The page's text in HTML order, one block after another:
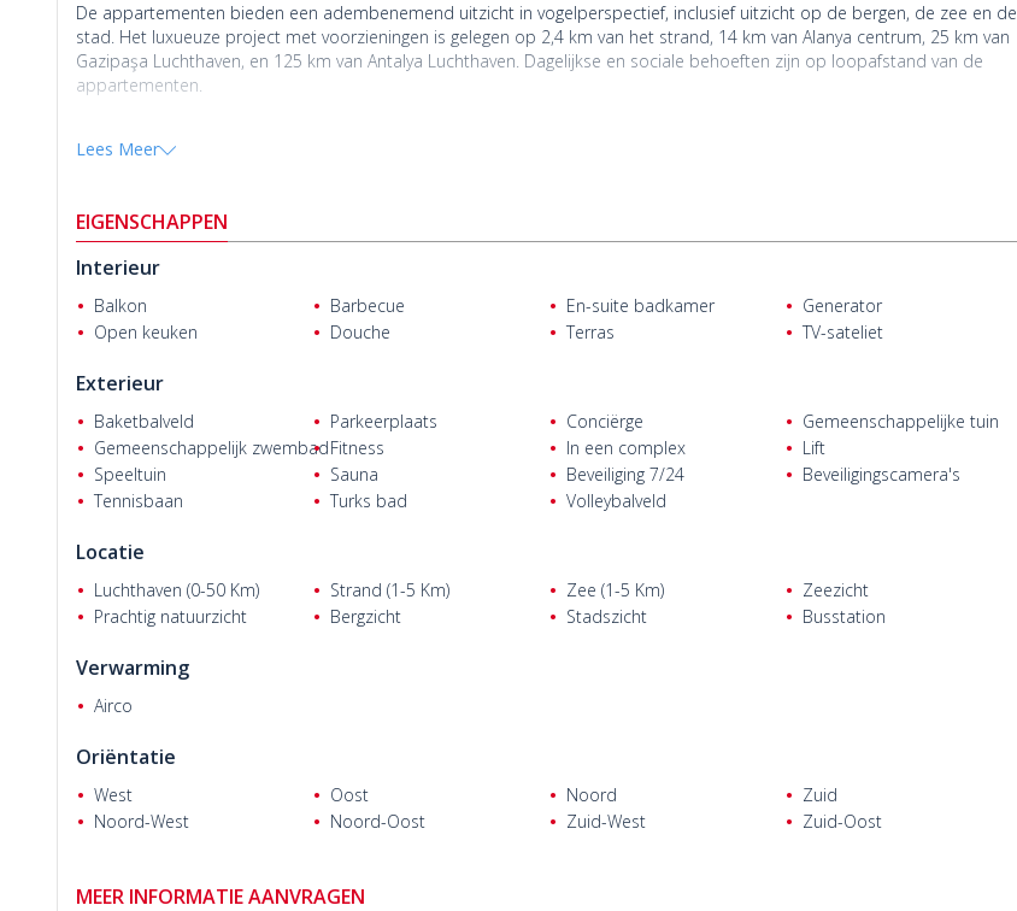
De appartementen bieden een adembenemend uitzicht in vogelperspectief, inclusief uitzicht op de bergen, de zee en de
stad. Het luxueuze project met voorzieningen is gelegen op 2,4 km van het strand, 14 km van Alanya centrum, 25 km van
Gazipaşa Luchthaven, en 125 km van Antalya Luchthaven. Dagelijkse en sociale behoeften zijn op loopafstand van de
appartementen.
omvat faciliteiten zoals een fitnessruimte, zwembad, speeltuin, en gemeenschappelijke tuin. Het project bestaat uit 1+1
De afgeprijsde appartementen zijn voorzien van voorzieningen zoals elektriciteit, water, en klimaatregeling installatie,
badkamer en keuken kasten en verlichting. Investeringsvoordelige appartementen bieden afbetalingen en burgerschap.
Neem nu contact met ons op om een
Lees Meer
EIGENSCHAPPEN
Interieur
Balkon Barbecue En-suite badkamer
Generator
Open keuken
Douche Terras TV-sateliet
Exterieur
Baketbalveld Parkeerplaats Conciërge
Gemeenschappelijke tuin
Gemeenschappelijk zwembadFitness In een complex
Lift
Speeltuin
Sauna Beveiliging 7/24
Beveiligingscamera's
Tennisbaan
Turks bad Volleybalveld
Locatie
Luchthaven (0-50 Km) Strand (1-5 Km) Zee (1-5 Km)
Zeezicht
Prachtig natuurzicht
Bergzicht Stadszicht Busstation
Verwarming
Airco
Oriëntatie
West Oost Noord
Zuid
Noord-West
Noord-Oost Zuid-West Zuid-Oost
MEER INFORMATIE AANVRAGEN